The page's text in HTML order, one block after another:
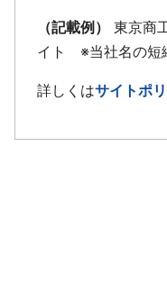
（記載例）
東京商
イト ※当社名の短
詳しくはサイトポ